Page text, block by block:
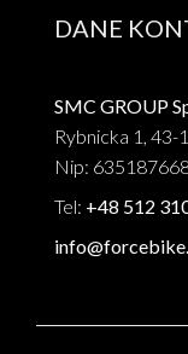
DANE
SMC GROUP
Rybnicka 1, 43-
Nip:
Tel: +48 512